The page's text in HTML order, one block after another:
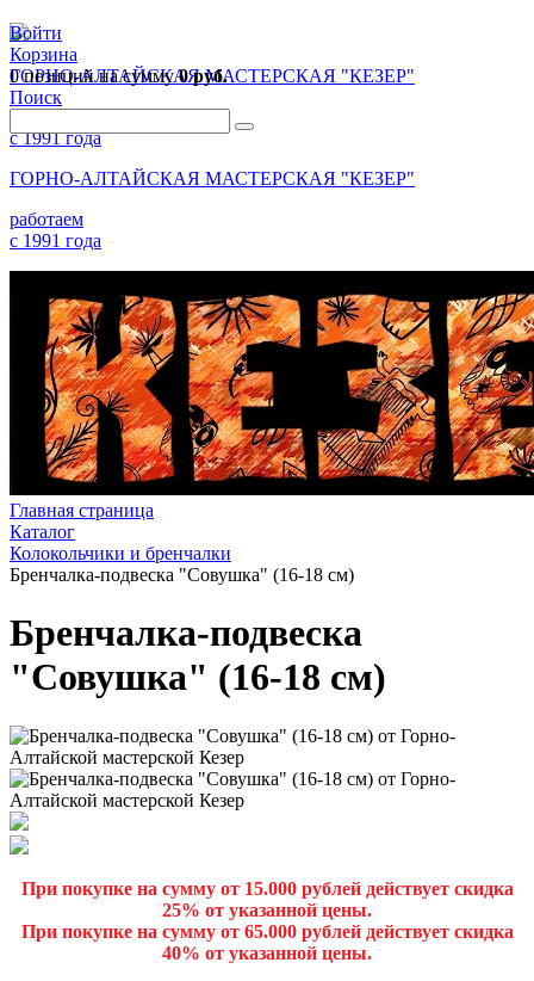
Войти
Корзина
0 позицийна сумму0 руб.
Поиск
ГОРНО-АЛТАЙСКАЯ МАСТЕРСКАЯ "КЕЗЕР"
работаем
с 1991 года
ГОРНО-АЛТАЙСКАЯ МАСТЕРСКАЯ "КЕЗЕР"
работаем
с 1991 года
Главная страница
Каталог
Колокольчики и бренчалки
Бренчалка-подвеска "Совушка" (16-18 см)
Бренчалка-подвеска
"Совушка" (16-18 см)
При покупке на сумму от 15.000 рублей действует скидка
25% от указанной цены.
При покупке на сумму от 65.000 рублей действует скидка
40% от указанной цены.